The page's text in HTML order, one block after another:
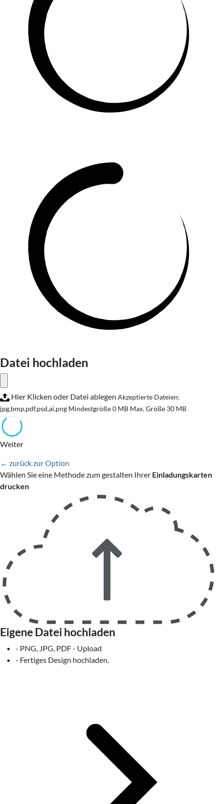
Datei hochladen
Hier Klicken oder Datei ablegen Akzeptierte Dateien:
jpg,bmp,pdf,psd,ai,png Mindestgröße 0 MB Max. Größe 30 MB
Weiter
← zurück zur Option
Wählen Sie eine Methode zum gestalten Ihrer Einladungskarten
drucken
Eigene Datei hochladen
- PNG, JPG, PDF - Upload
- Fertiges Design hochladen.